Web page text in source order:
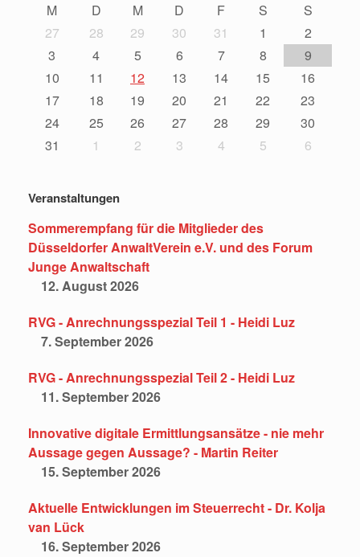
M D M D F S
S
27
28 29 30 31 1
2
3
4 5 6 7 8
9
10
11 12 13 14 15
16
17
18 19 20 21 22
23
24
25 26 27 28 29
30
31
1 2 3 4 5 6
Veranstaltungen
Sommerempfang für die Mitglieder des
Düsseldorfer AnwaltVerein e.V. und des Forum
Junge Anwaltschaft
12. August 2026
RVG - Anrechnungsspezial Teil 1 - Heidi Luz
7. September 2026
RVG - Anrechnungsspezial Teil 2 - Heidi Luz
11. September 2026
Innovative digitale Ermittlungsansätze - nie mehr
Aussage gegen Aussage? - Martin Reiter
15. September 2026
Aktuelle Entwicklungen im Steuerrecht - Dr. Kolja
van Lück
16. September 2026